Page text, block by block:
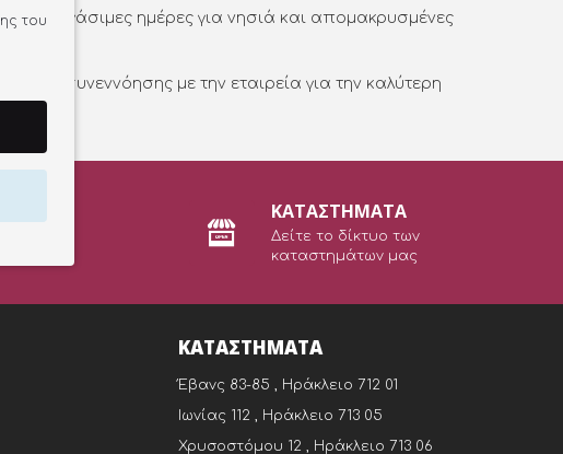
5 εργάσιμες ημέρες για νησιά και απομακρυσμένες
συνεννόησης με την εταιρεία για την καλύτερη
ΚΑΤΑΣΤΗΜΑΤΑ
Δείτε το δίκτυο των
καταστημάτων μας
ΚΑΤΑΣΤΉΜΑΤΑ
Έβανς 83-85 , Ηράκλειο 712 01
Ιωνίας 112 , Ηράκλειο 713 05
Χρυσοστόμου 12 , Ηράκλειο 713 06
του